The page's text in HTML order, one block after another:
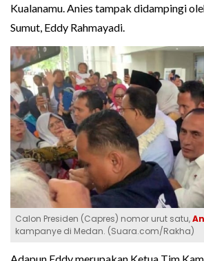
Kualanamu. Anies tampak didampingi
Sumut, Eddy Rahmayadi.
Calon Presiden (Capres) nomor urut satu,
kampanye di Medan. (Suara.com/Rakha)
Adapun Eddy merupakan Ketua Tim